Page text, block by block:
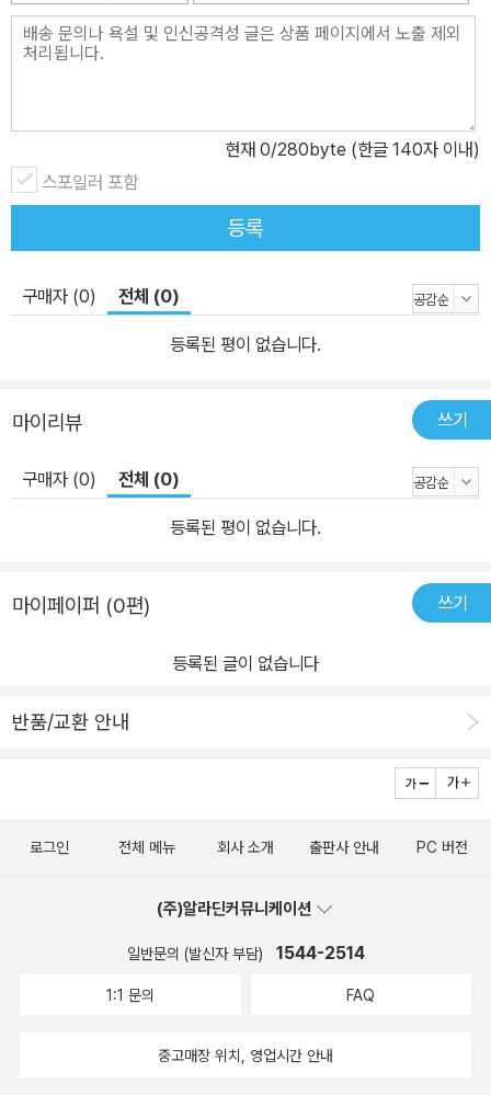
현재 0/280byte (한글 140자 이내)
스포일러 포함
등록
구매자 (0) 전체 (0)
등록된 평이 없습니다.
마이리뷰 쓰기
구매자 (0) 전체 (0)
등록된 평이 없습니다.
마이페이퍼 (0편) 쓰기
등록된 글이 없습니다
반품/교환 안내
로그인 전체 메뉴 회사 소개 출판사 안내 PC 버전
(주)알라딘커뮤니케이션
일반문의 (발신자 부담) 1544-2514
1:1 문의 FAQ
중고매장 위치, 영업시간 안내